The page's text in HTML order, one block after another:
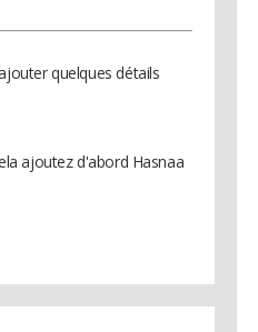
quelques détails
ajoutez d'abord Hasnaa